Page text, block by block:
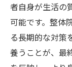
者自身が生活の
可能です。整体
る長期的な対策
養うことが、最